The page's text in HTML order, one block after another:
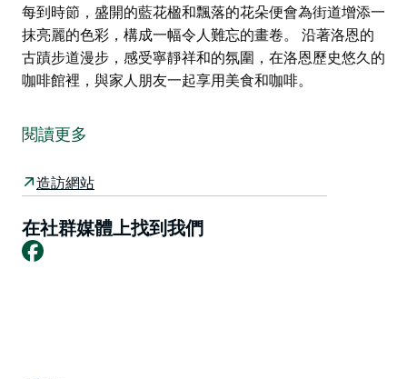
每到時節，盛開的藍花楹和飄落的花朵便會為街道增添一
抹亮麗的色彩，構成一幅令人難忘的畫卷。 沿著洛恩的
古蹟步道漫步，感受寧靜祥和的氛圍，在洛恩歷史悠久的
咖啡館裡，與家人朋友一起享用美食和咖啡。
受現代開發的影響。這裡擁有許多精美的建築，從平房式
小屋到維多利亞晚期和聯邦時期的磚瓦房，風格各異，令
人嘆為觀止。
綠樹成蔭，為寬闊的街道帶來陣陣涼意。每到時節，盛開
的藍花楹和飄落的花朵便會為街道增添一抹亮麗的色彩，
構成一幅令人難忘的畫卷。
閱讀更多
造訪網站
在社群媒體上找到我們
Facebook